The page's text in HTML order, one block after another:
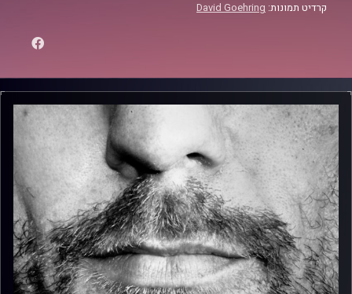
קרדיט תמונות: David Goehring